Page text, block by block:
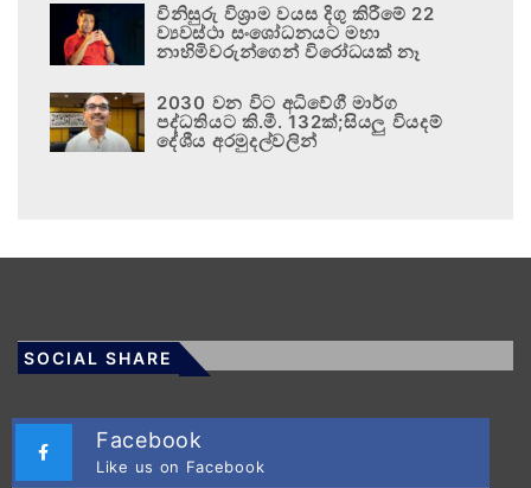
විනිසුරු විශ්‍රාම වයස දිගු කිරීමේ 22
ව්‍යවස්ථා සංශෝධනයට මහා
නාහිමිවරුන්ගෙන් විරෝධයක් නෑ
2030 වන විට අධිවේගී මාර්ග
පද්ධතියට කි.මී. 132ක්;සියලු වියදම්
දේශීය අරමුදල්වලින්
SOCIAL SHARE
Facebook
Like us on Facebook